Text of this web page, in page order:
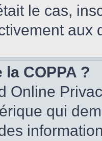
le cas,
aux
la COPPA ?
Online
qui